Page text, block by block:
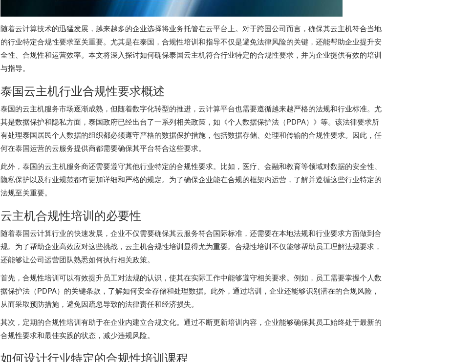
随着云计算技术的迅猛发展，越来越多的企业选择将业务托管在云平台上。对于跨国公司而言，确保其云主机符合当地
的行业特定合规性要求至关重要。尤其是在泰国，合规性培训和指导不仅是避免法律风险的关键，还能帮助企业提升安
全性、合规性和运营效率。本文将深入探讨如何确保泰国云主机符合行业特定的合规性要求，并为企业提供有效的培训
与指导。
泰国云主机行业合规性要求概述
泰国的云主机服务市场逐渐成熟，但随着数字化转型的推进，云计算平台也需要遵循越来越严格的法规和行业标准。尤
其是数据保护和隐私方面，泰国政府已经出台了一系列相关政策，如《个人数据保护法（PDPA）》等。该法律要求所
有处理泰国居民个人数据的组织都必须遵守严格的数据保护措施，包括数据存储、处理和传输的合规性要求。因此，任
何在泰国运营的云服务提供商都需要确保其平台符合这些要求。
此外，泰国的云主机服务商还需要遵守其他行业特定的合规性要求。比如，医疗、金融和教育等领域对数据的安全性、
隐私保护以及行业规范都有更加详细和严格的规定。为了确保企业能在合规的框架内运营，了解并遵循这些行业特定的
法规至关重要。
云主机合规性培训的必要性
随着泰国云计算行业的快速发展，企业不仅需要确保其云服务符合国际标准，还需要在本地法规和行业要求方面做到合
规。为了帮助企业高效应对这些挑战，云主机合规性培训显得尤为重要。合规性培训不仅能够帮助员工理解法规要求，
还能够让公司运营团队熟悉如何执行相关政策。
首先，合规性培训可以有效提升员工对法规的认识，使其在实际工作中能够遵守相关要求。例如，员工需要掌握个人数
据保护法（PDPA）的关键条款，了解如何安全存储和处理数据。此外，通过培训，企业还能够识别潜在的合规风险，
从而采取预防措施，避免因疏忽导致的法律责任和经济损失。
其次，定期的合规性培训有助于在企业内建立合规文化。通过不断更新培训内容，企业能够确保其员工始终处于最新的
合规性要求和最佳实践的状态，减少违规风险。
如何设计行业特定的合规性培训课程